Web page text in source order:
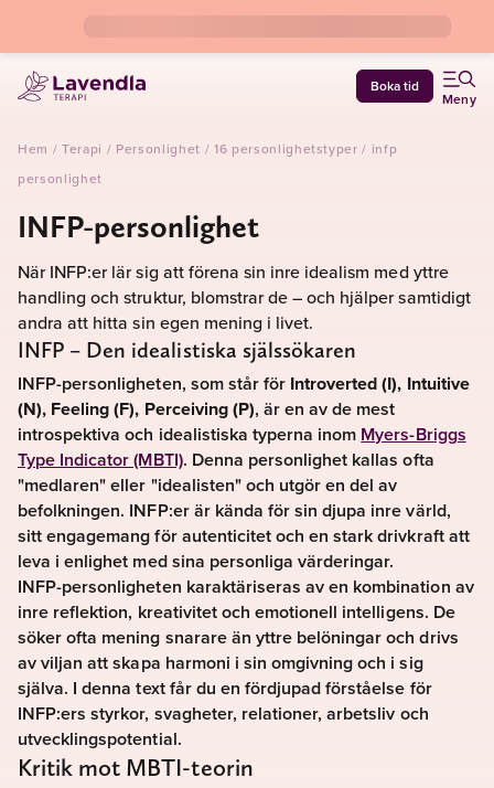
Boka tid
Meny
Hem / Terapi / Personlighet / 16 personlighetstyper / infp
personlighet
INFP-personlighet
När INFP:er lär sig att förena sin inre idealism med yttre
handling och struktur, blomstrar de – och hjälper samtidigt
andra att hitta sin egen mening i livet.
INFP – Den idealistiska själssökaren
INFP-personligheten, som står för Introverted (I), Intuitive
(N), Feeling (F), Perceiving (P), är en av de mest
introspektiva och idealistiska typerna inom Myers-Briggs
Type Indicator (MBTI). Denna personlighet kallas ofta
"medlaren" eller "idealisten" och utgör en del av
befolkningen. INFP:er är kända för sin djupa inre värld,
sitt engagemang för autenticitet och en stark drivkraft att
leva i enlighet med sina personliga värderingar.
INFP-personligheten karaktäriseras av en kombination av
inre reflektion, kreativitet och emotionell intelligens. De
söker ofta mening snarare än yttre belöningar och drivs
av viljan att skapa harmoni i sin omgivning och i sig
själva. I denna text får du en fördjupad förståelse för
INFP:ers styrkor, svagheter, relationer, arbetsliv och
utvecklingspotential.
Kritik mot MBTI-teorin